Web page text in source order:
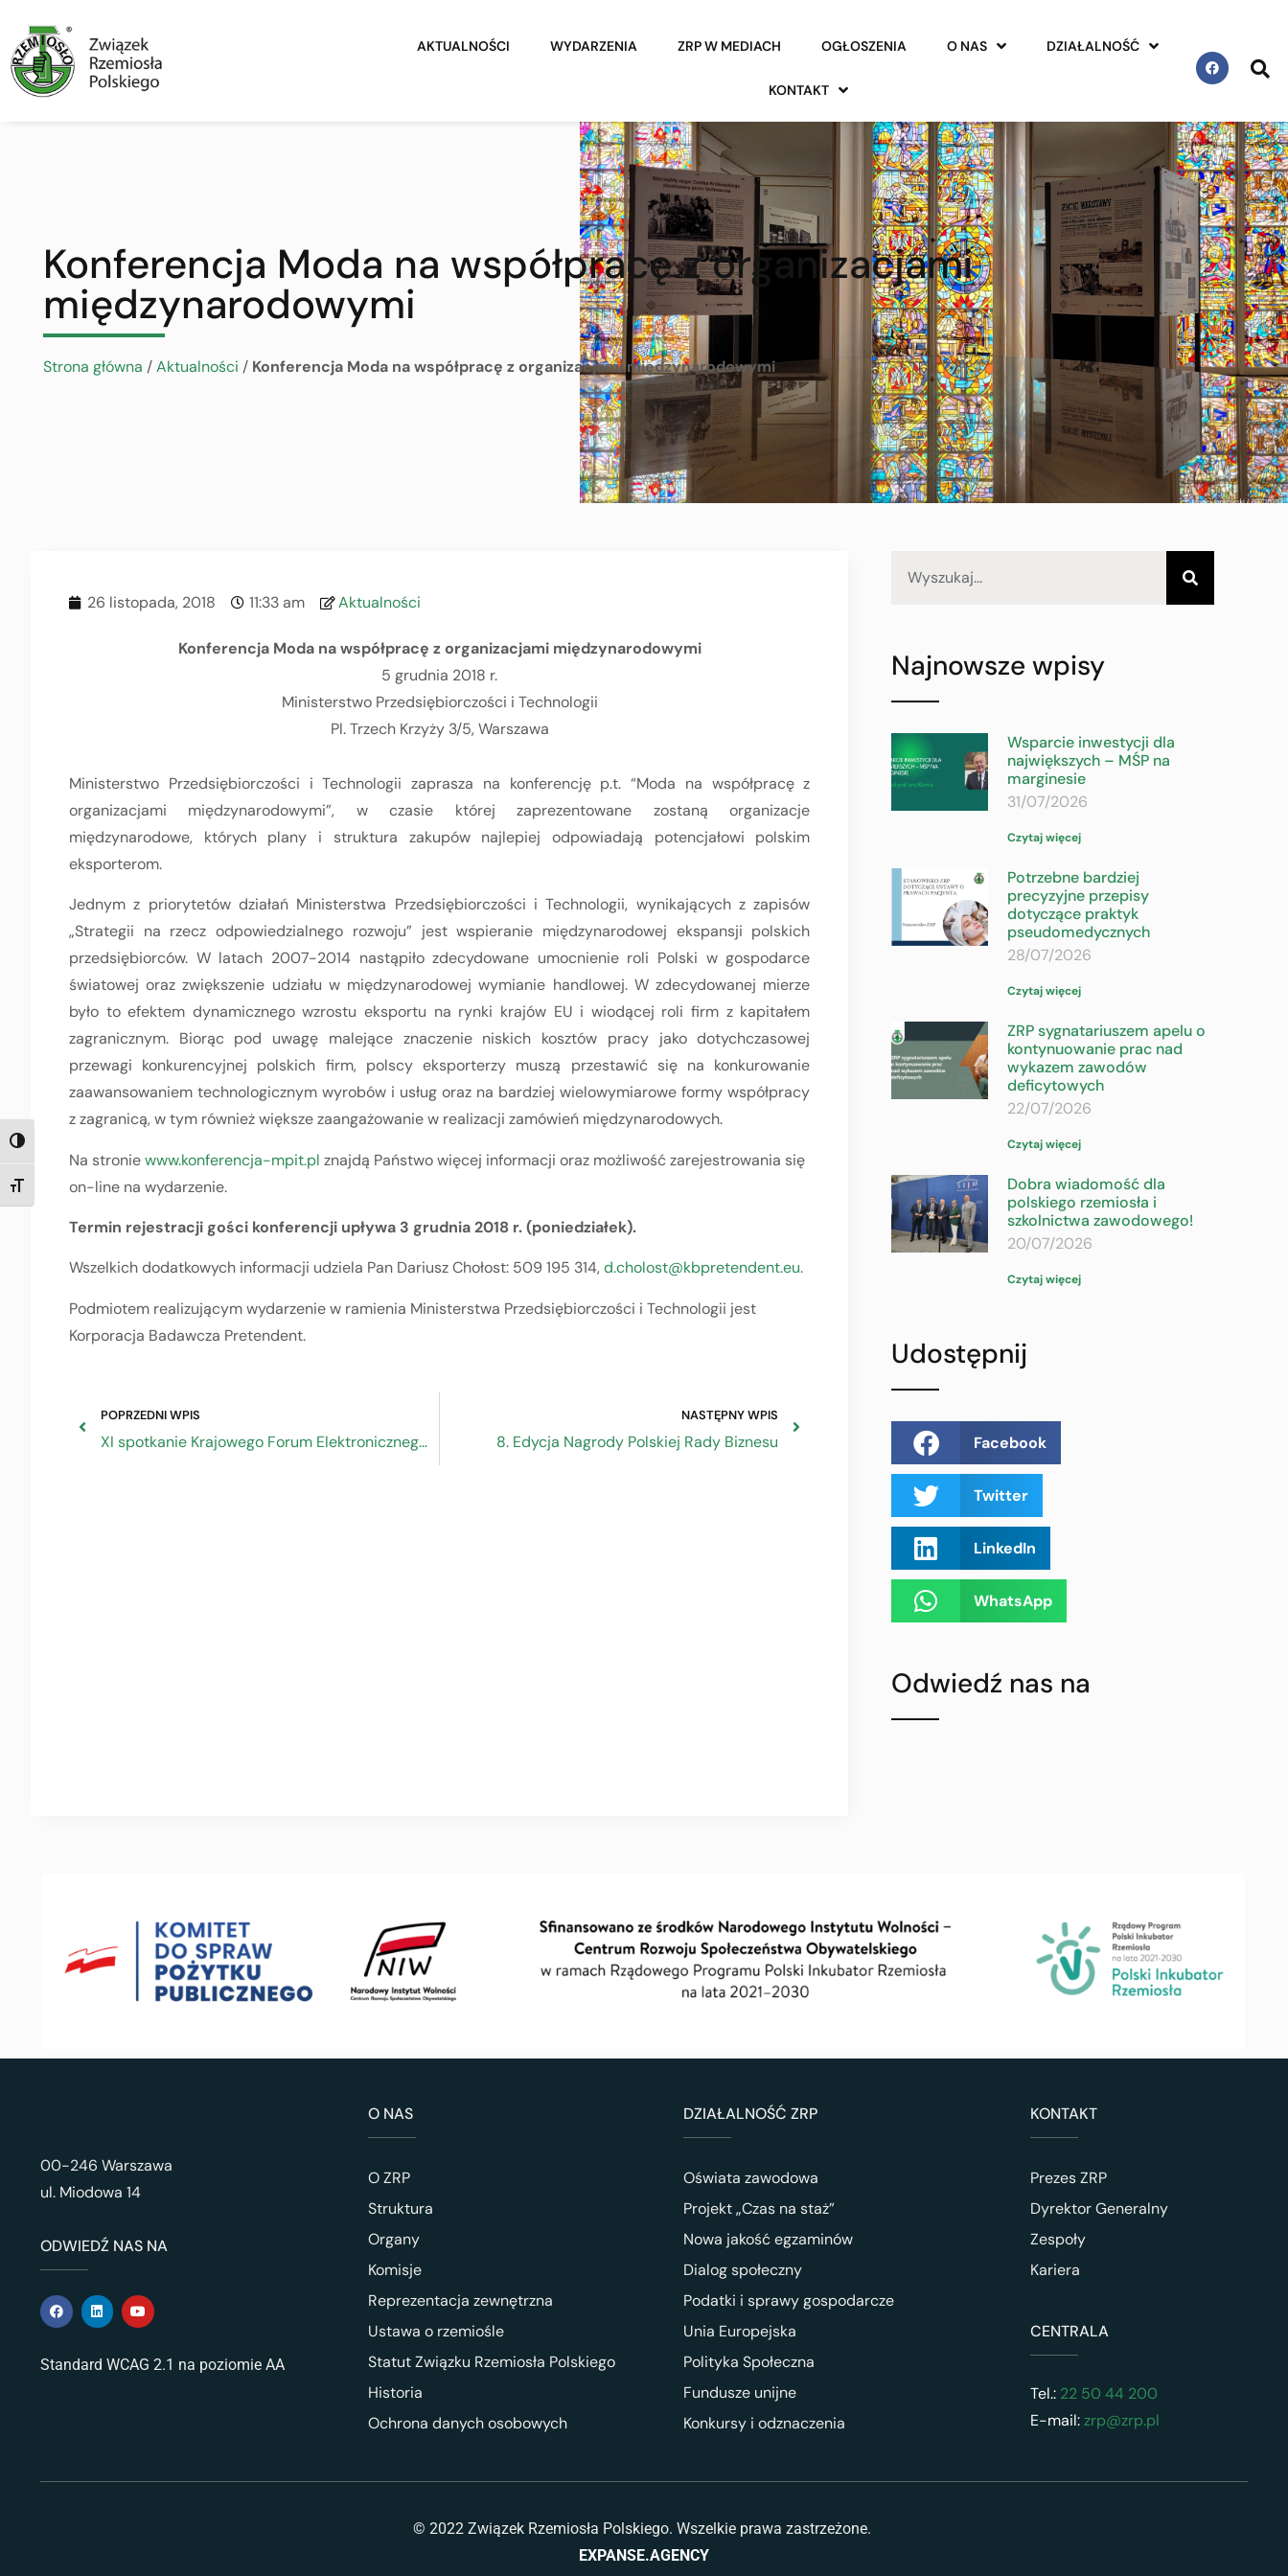
TOGGLE HIGH CONTRAST
TOGGLE FONT SIZE
AKTUALNOŚCI WYDARZENIA ZRP W MEDIACH OGŁOSZENIA O NAS DZIAŁALNOŚĆ
KONTAKT
Konferencja Moda na współpracę z organizacjami
międzynarodowymi
Strona główna /Aktualności / Konferencja Moda na współpracę z organizacjami międzynarodowymi
26 listopada, 2018 11:33 am Aktualności
Konferencja Moda na współpracę z organizacjami międzynarodowymi
5 grudnia 2018 r.
Ministerstwo Przedsiębiorczości i Technologii
Pl. Trzech Krzyży 3/5, Warszawa
Ministerstwo Przedsiębiorczości i Technologii zaprasza na konferencję p.t. “Moda na współpracę z
organizacjami międzynarodowymi”, w czasie której zaprezentowane zostaną organizacje
międzynarodowe, których plany i struktura zakupów najlepiej odpowiadają potencjałowi polskim
eksporterom.
Jednym z priorytetów działań Ministerstwa Przedsiębiorczości i Technologii, wynikających z zapisów
„Strategii na rzecz odpowiedzialnego rozwoju” jest wspieranie międzynarodowej ekspansji polskich
przedsiębiorców. W latach 2007-2014 nastąpiło zdecydowane umocnienie roli Polski w gospodarce
światowej oraz zwiększenie udziału w międzynarodowej wymianie handlowej. W zdecydowanej mierze
było to efektem dynamicznego wzrostu eksportu na rynki krajów EU i wiodącej roli firm z kapitałem
zagranicznym. Biorąc pod uwagę malejące znaczenie niskich kosztów pracy jako dotychczasowej
przewagi konkurencyjnej polskich firm, polscy eksporterzy muszą przestawić się na konkurowanie
zaawansowaniem technologicznym wyrobów i usług oraz na bardziej wielowymiarowe formy współpracy
z zagranicą, w tym również większe zaangażowanie w realizacji zamówień międzynarodowych.
Na stroniewww.konferencja-mpit.pl znajdą Państwo więcej informacji oraz możliwość zarejestrowania się
on-line na wydarzenie.
Termin rejestracji gości konferencji upływa 3 grudnia 2018 r. (poniedziałek).
Wszelkich dodatkowych informacji udziela Pan Dariusz Chołost: 509 195 314,d.cholost@kbpretendent.eu.
Podmiotem realizującym wydarzenie w ramienia Ministerstwa Przedsiębiorczości i Technologii jest
Korporacja Badawcza Pretendent.
POPRZEDNI WPIS
XI spotkanie Krajowego Forum Elektronicznego Fakturowania
NASTĘPNY WPIS
8. Edycja Nagrody Polskiej Rady Biznesu
Najnowsze wpisy
Wsparcie inwestycji dla
największych – MŚP na
marginesie
31/07/2026
Czytaj więcej
Potrzebne bardziej
precyzyjne przepisy
dotyczące praktyk
pseudomedycznych
28/07/2026
Czytaj więcej
ZRP sygnatariuszem apelu o
kontynuowanie prac nad
wykazem zawodów
deficytowych
22/07/2026
Czytaj więcej
Dobra wiadomość dla
polskiego rzemiosła i
szkolnictwa zawodowego!
20/07/2026
Czytaj więcej
Udostępnij
Facebook
Twitter
LinkedIn
WhatsApp
Odwiedź nas na
00-246 Warszawa
ul. Miodowa 14
ODWIEDŹ NAS NA
Standard WCAG 2.1 na poziomie AA
O NAS
O ZRP
Struktura
Organy
Komisje
Reprezentacja zewnętrzna
Ustawa o rzemiośle
Statut Związku Rzemiosła Polskiego
Historia
Ochrona danych osobowych
DZIAŁALNOŚĆ ZRP
Oświata zawodowa
Projekt „Czas na staż”
Nowa jakość egzaminów
Dialog społeczny
Podatki i sprawy gospodarcze
Unia Europejska
Polityka Społeczna
Fundusze unijne
Konkursy i odznaczenia
KONTAKT
Prezes ZRP
Dyrektor Generalny
Zespoły
Kariera
CENTRALA
Tel.:22 50 44 200
E-mail:zrp@zrp.pl
© 2022 Związek Rzemiosła Polskiego. Wszelkie prawa zastrzeżone.
EXPANSE.AGENCY